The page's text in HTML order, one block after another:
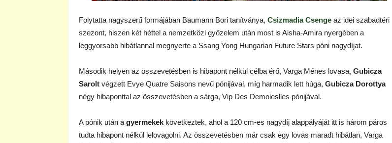
Folytatta nagyszerű formájában Baumann Bori tanítványa, Csizmadia Csenge az idei szabadtéri
szezont, hiszen két héttel a nemzetközi győzelem után most is Aisha-Amira nyergében a
leggyorsabb hibátlannal megnyerte a Ssang Yong Hungarian Future Stars póni nagydíjat.
Második helyen az összevetésben is hibapont nélkül célba érő, Varga Ménes lovasa, Gubicza
Sarolt végzett Evye Quatre Saisons nevű pónijával, míg harmadik lett húga, Gubicza Dorottya
négy hibaponttal az összevetésben a sárga, Vip Des Demoieslles pónijával.
A pónik után a gyermekek következtek, ahol a 120 cm-es nagydíj alappályáját itt is három páros
tudta hibapont nélkül lelovagolni. Az összevetésben már csak egy lovas maradt hibátlan, Varga